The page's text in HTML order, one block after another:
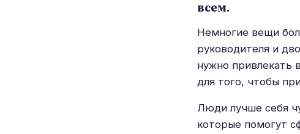
всем.
Немногие вещи
руководителя и
нужно привлекать
для того, чтобы
Люди лучше себя
которые помогут